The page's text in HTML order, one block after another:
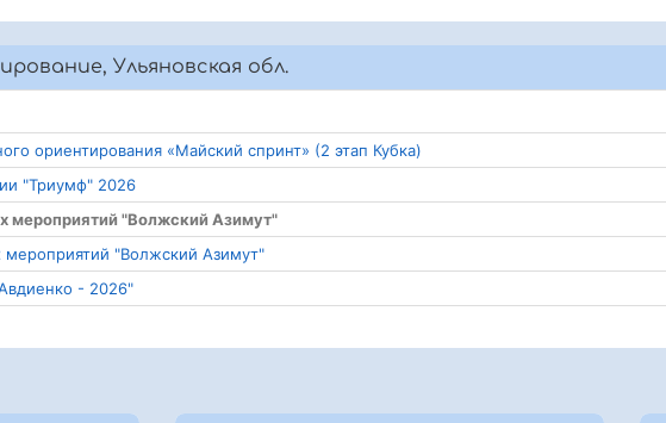
Ульяновская обл.
ориентирования «Майский спринт» (2 этап Кубка)
"Триумф" 2026
мероприятий "Волжский Азимут"
"Волжский Азимут"
- 2026"